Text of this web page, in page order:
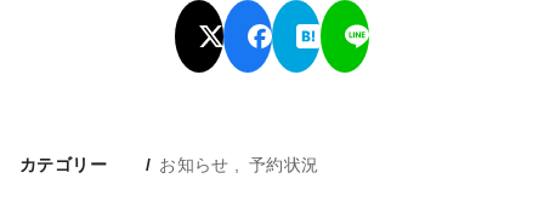
カテゴリー お知らせ 予約状況